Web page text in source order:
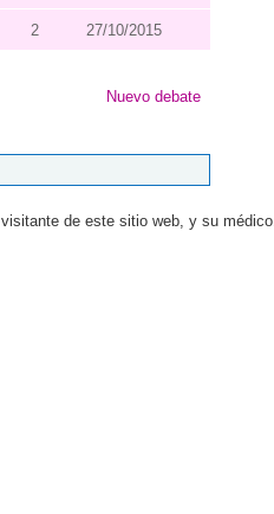
2 27/10/2015
Nuevo debate
de este sitio web, y su médico.